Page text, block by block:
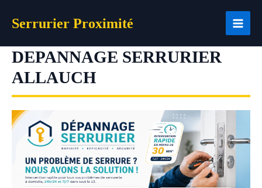
Serrurier Proximité
DEPANNAGE SERRURIER
ALLAUCH